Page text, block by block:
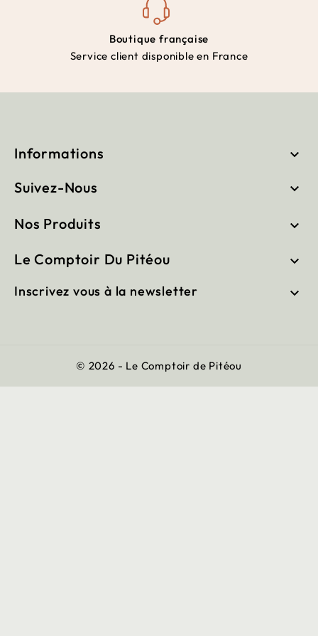
Boutique française
Service client disponible en France
Informations 
Suivez-Nous 
Nos Produits 
Le Comptoir Du Pitéou 
Inscrivez vous à la newsletter 
© 2026 - Le Comptoir de Pitéou